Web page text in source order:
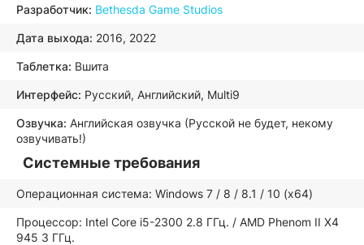
Разработчик: Bethesda Game Studios
Дата выхода: 2016, 2022
Таблетка: Вшита
Интерфейс: Русский, Английский, Multi9
Озвучка: Английская озвучка (Русской не будет, некому
озвучивать!)
Системные требования
Операционная система: Windows 7 / 8 / 8.1 / 10 (x64)
Процессор: Intel Core i5-2300 2.8 ГГц. / AMD Phenom II X4
945 3 ГГц.